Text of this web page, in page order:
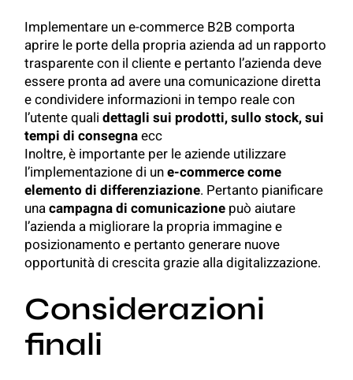
Implementare un e-commerce B2B comporta
aprire le porte della propria azienda ad un rapporto
trasparente con il cliente e pertanto l’azienda deve
essere pronta ad avere una comunicazione diretta
e condividere informazioni in tempo reale con
l’utente qualidettagli sui prodotti, sullo stock, sui
tempi di consegnaecc
Inoltre, è importante per le aziende utilizzare
l’implementazione di une-commerce come
elemento di differenziazione. Pertanto pianificare
unacampagna di comunicazione può aiutare
l’azienda a migliorare la propria immagine e
posizionamento e pertanto generare nuove
opportunità di crescita grazie alla digitalizzazione.
Considerazioni
finali